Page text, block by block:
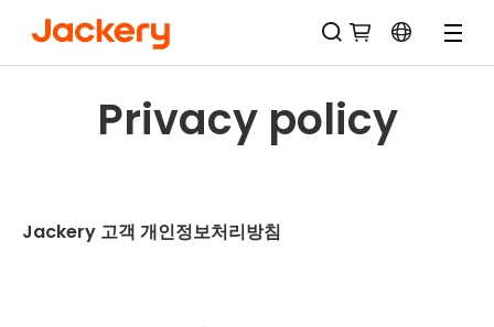
Privacy policy
Jackery 고객 개인정보처리방침